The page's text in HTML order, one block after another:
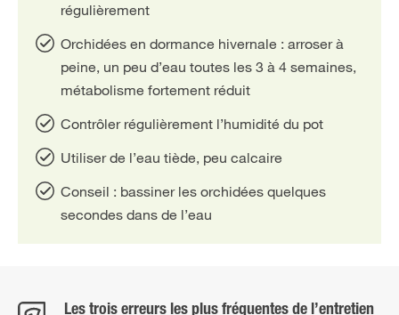
régulièrement
Orchidées en dormance hivernale : arroser à
peine, un peu d’eau toutes les 3 à 4 semaines,
métabolisme fortement réduit
Contrôler régulièrement l’humidité du pot
Utiliser de l’eau tiède, peu calcaire
Conseil : bassiner les orchidées quelques
secondes dans de l’eau
Les trois erreurs les plus fréquentes de l’entretien